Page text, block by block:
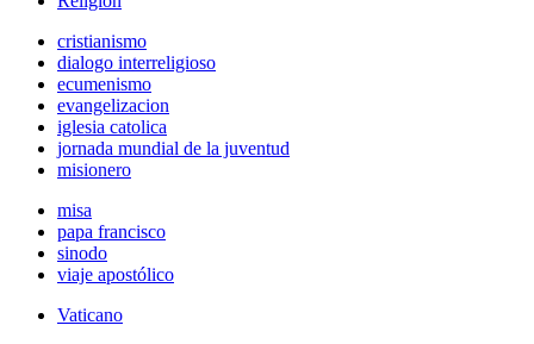
cristianismo
dialogo interreligioso
ecumenismo
evangelizacion
iglesia catolica
jornada mundial de la juventud
misionero
misa
papa francisco
sinodo
viaje apostólico
Vaticano